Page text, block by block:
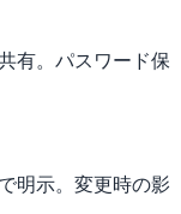
有。パスワード保
明示。変更時の影